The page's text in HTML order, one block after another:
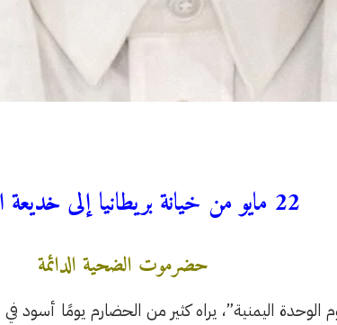
22 مايو من خيانة بريطانيا إلى خديعة الوحدة
حضرموت الضحية الدائمة
اليمنية”، يراه كثير من الحضارم يومًا